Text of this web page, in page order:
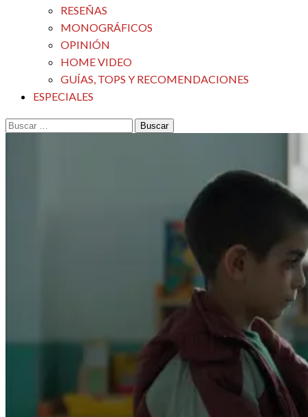
RESEÑAS
MONOGRÁFICOS
OPINIÓN
HOME VIDEO
GUÍAS, TOPS Y RECOMENDACIONES
ESPECIALES
Buscar: